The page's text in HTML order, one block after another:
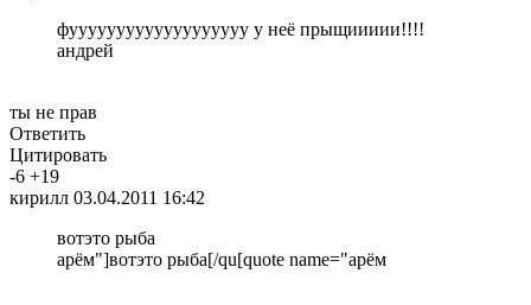
фууууууууууууууууууу у неё прыщиииии!!!!
андрей
ты не прав
Ответить
Цитировать
-6 +19
кирилл 03.04.2011 16:42
вотэто рыба
арём"]вотэто рыба[/qu[quote name="арём